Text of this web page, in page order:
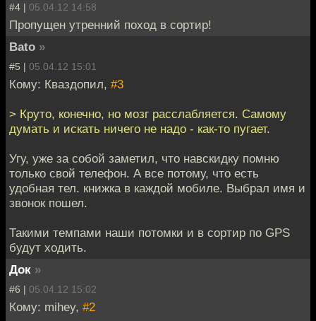
#4 | 05.04.12 14:58
Пропущен утренний поход в сортир!
Bato »
#5 | 05.04.12 15:01
Кому: Кваздопил, #3
> Круто, конечно, но мозг расслабляется. Самому
думать и искать ничего не надо - как-то пугает.
Угу, уже за собой заметил, что навскидку помню
только свой телефон. А все потому, что есть
удобная тел. книжка в каждой мобиле. Выбрал имя и
звонок пошел.
Такими темпами наши потомки и в сортир по GPS
будут ходить.
Док »
#6 | 05.04.12 15:02
Кому: mihey, #2